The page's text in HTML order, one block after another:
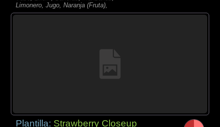
Limonero, Jugo, Naranja (Fruta),
Plantilla: Strawberry Closeup